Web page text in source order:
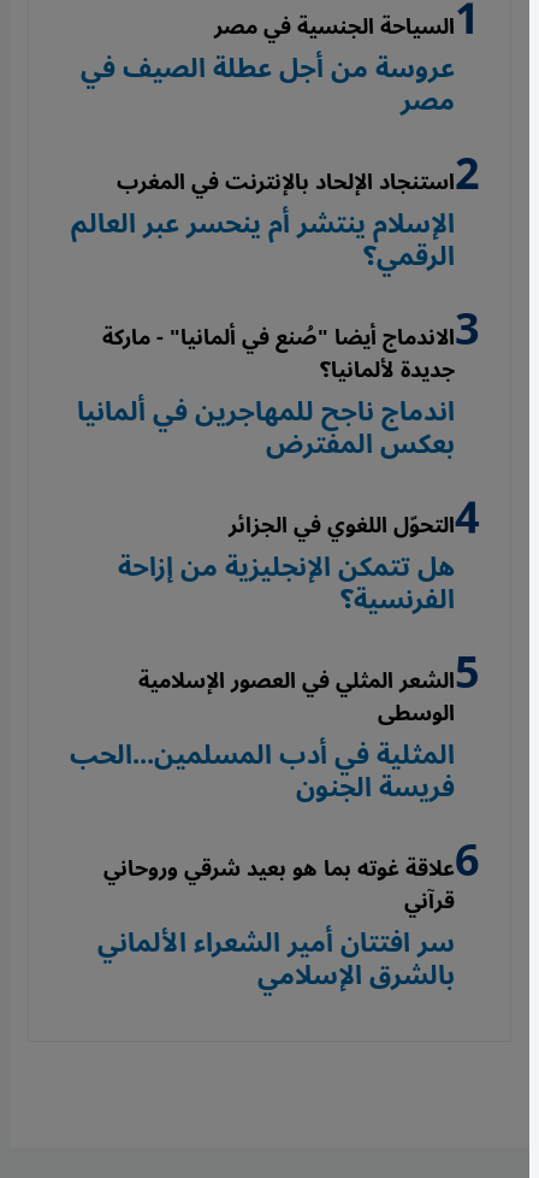
السياحة الجنسية في مصر
عروسة من أجل عطلة الصيف في
مصر
استنجاد الإلحاد بالإنترنت في المغرب
الإسلام ينتشر أم ينحسر عبر العالم
الرقمي؟
الاندماج أيضا "صُنع في ألمانيا" - ماركة
جديدة لألمانيا؟
اندماج ناجح للمهاجرين في ألمانيا
بعكس المفترض
التحوّل اللغوي في الجزائر
هل تتمكن الإنجليزية من إزاحة
الفرنسية؟
الشعر المثلي في العصور الإسلامية
الوسطى
المثلية في أدب المسلمين...الحب
فريسة الجنون
علاقة غوته بما هو بعيد شرقي وروحاني
قرآني
سر افتتان أمير الشعراء الألماني
بالشرق الإسلامي